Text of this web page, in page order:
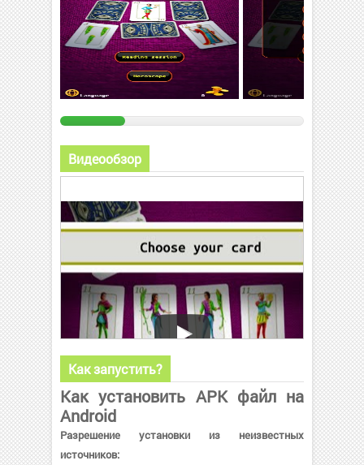
Видеообзор
Как запустить?
Как установить APK файл на
Android
Разрешение установки из неизвестных
источников: